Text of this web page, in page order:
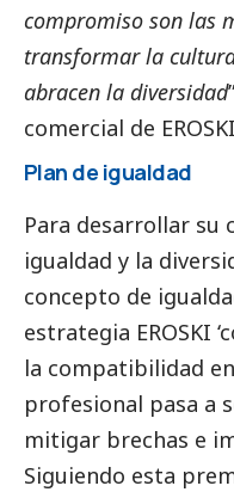
compromiso son las
transformar la
abracen la diversidad
comercial de
Plan de igualdad
Para desarrollar su
igualdad y la
concepto de
estrategia EROSKI
la compatibilidad
profesional pasa a
mitigar brechas e
Siguiendo esta